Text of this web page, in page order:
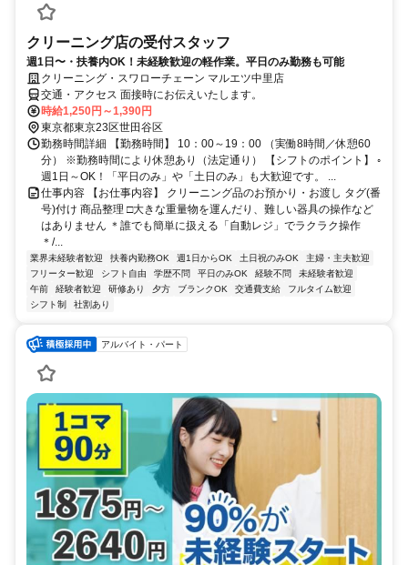
クリーニング店の受付スタッフ
週1日〜・扶養内OK！未経験歓迎の軽作業。平日のみ勤務も可能
クリーニング・スワローチェーン マルエツ中里店
交通・アクセス 面接時にお伝えいたします。
時給1,250円～1,390円
東京都東京23区世田谷区
勤務時間詳細 【勤務時間】 10：00～19：00 （実働8時間／休憩60
分） ※勤務時間により休憩あり（法定通り） 【シフトのポイント】 ◦
週1日～OK！「平日のみ」や「土日のみ」も大歓迎です。 ...
仕事内容 【お仕事内容】 クリーニング品のお預かり・お渡し タグ(番
号)付け 商品整理 □大きな重量物を運んだり、難しい器具の操作など
はありません ＊誰でも簡単に扱える「自動レジ」でラクラク操作
＊/...
業界未経験者歓迎 扶養内勤務OK 週1日からOK 土日祝のみOK
主婦・主夫歓迎
フリーター歓迎
シフト自由 学歴不問 平日のみOK 経験不問
未経験者歓迎
午前
経験者歓迎 研修あり 夕方 ブランクOK 交通費支給
フルタイム歓迎
シフト制
社割あり
アルバイト・パート